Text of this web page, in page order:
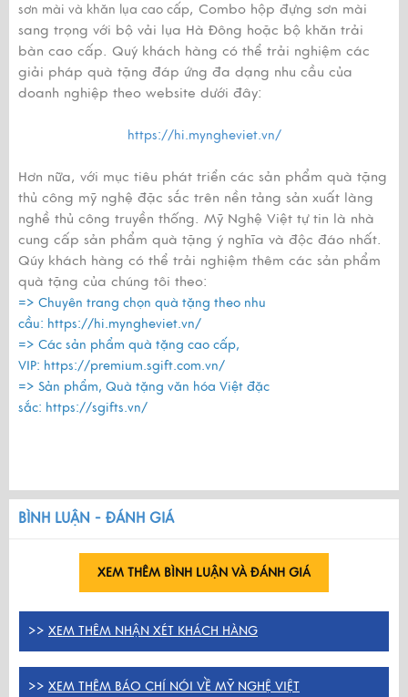
sơn mài và khăn lụa cao cấp, Combo hộp đựng sơn mài
sang trọng với bộ vải lụa Hà Đông hoặc bộ khăn trải
bàn cao cấp. Quý khách hàng có thể trải nghiệm các
giải pháp quà tặng đáp ứng đa dạng nhu cầu của
doanh nghiệp theo website dưới đây:
https://hi.myngheviet.vn/
Hơn nữa, với mục tiêu phát triển các sản phẩm quà tặng
thủ công mỹ nghệ đặc sắc trên nền tảng sản xuất làng
nghề thủ công truyền thống. Mỹ Nghệ Việt tự tin là nhà
cung cấp sản phẩm quà tặng ý nghĩa và độc đáo nhất.
Qúy khách hàng có thể trải nghiệm thêm các sản phẩm
quà tặng của chúng tôi theo:
=> Chuyên trang chọn quà tặng theo nhu
cầu: https://hi.myngheviet.vn/
=> Các sản phẩm quà tặng cao cấp,
VIP: https://premium.sgift.com.vn/
=> Sản phẩm, Quà tặng văn hóa Việt đặc
sắc: https://sgifts.vn/
BÌNH LUẬN - ĐÁNH GIÁ
XEM THÊM BÌNH LUẬN VÀ ĐÁNH GIÁ
>> XEM THÊM NHẬN XÉT KHÁCH HÀNG
>> XEM THÊM BÁO CHÍ NÓI VỀ MỸ NGHỆ VIỆT